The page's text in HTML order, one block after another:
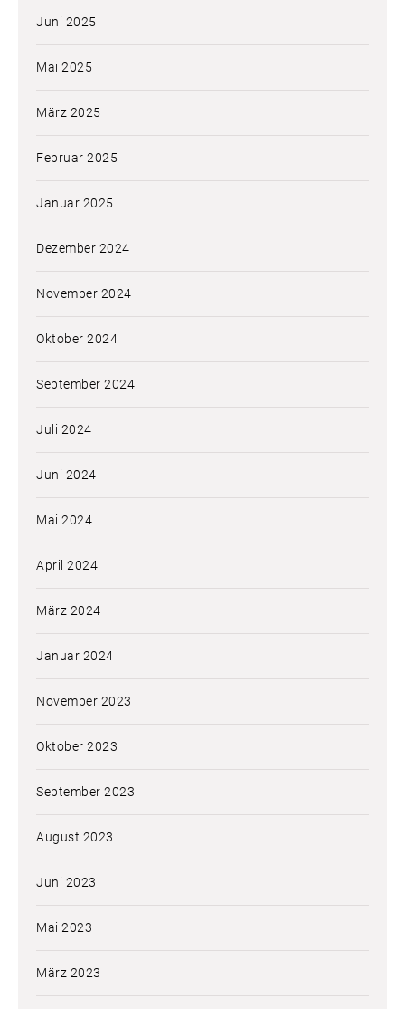
Juni 2025
Mai 2025
März 2025
Februar 2025
Januar 2025
Dezember 2024
November 2024
Oktober 2024
September 2024
Juli 2024
Juni 2024
Mai 2024
April 2024
März 2024
Januar 2024
November 2023
Oktober 2023
September 2023
August 2023
Juni 2023
Mai 2023
März 2023